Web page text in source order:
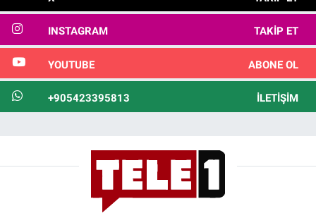
INSTAGRAM TAKIP ET
YOUTUBE ABONE OL
+905423395813 İLETIŞIM